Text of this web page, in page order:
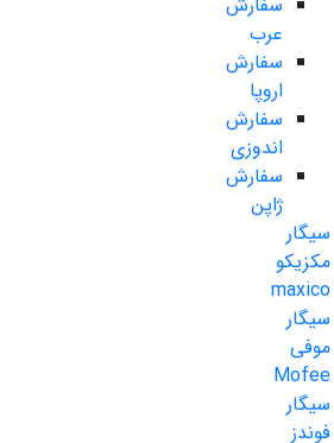
عرب
سفارش
اروپا
سفارش
اندوزی
سفارش
ژاپن
سیگار
مکزیکو
maxico
سیگار
موفی
Mofee
سیگار
فوندز